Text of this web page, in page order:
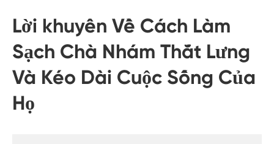
Lời khuyên Về Cách Làm
Sạch Chà Nhám Thắt Lưng
Và Kéo Dài Cuộc Sống Của
Họ